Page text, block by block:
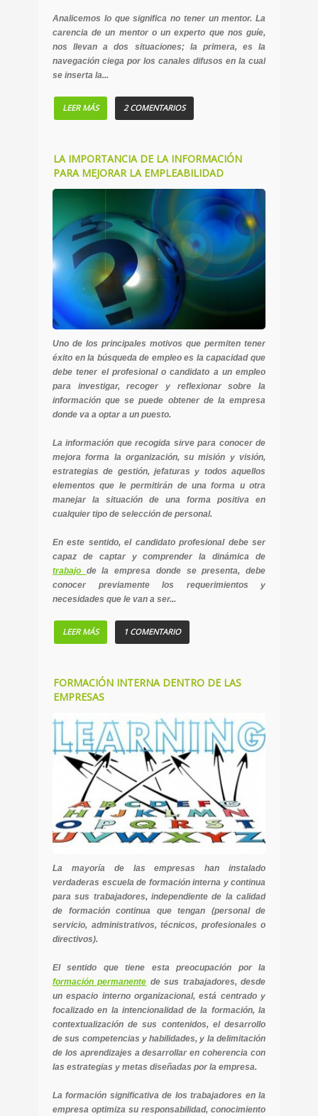
Analicemos lo que significa no tener un mentor. La
carencia de un mentor o un experto que nos guíe,
nos llevan a dos situaciones; la primera, es la
navegación ciega por los canales difusos en la cual
se inserta la...
LEER MÁS 2 COMENTARIOS
LA IMPORTANCIA DE LA INFORMACIÓN
PARA MEJORAR LA EMPLEABILIDAD
Uno de los principales motivos que permiten tener
éxito en la búsqueda de empleo es la capacidad que
debe tener el profesional o candidato a un empleo
para investigar, recoger y reflexionar sobre la
información que se puede obtener de la empresa
donde va a optar a un puesto.
La información que recogida sirve para conocer de
mejora forma la organización, su misión y visión,
estrategias de gestión, jefaturas y todos aquellos
elementos que le permitirán de una forma u otra
manejar la situación de una forma positiva en
cualquier tipo de selección de personal.
En este sentido, el candidato profesional debe ser
capaz de captar y comprender la dinámica de
trabajo de la empresa donde se presenta, debe
conocer previamente los requerimientos y
necesidades que le van a ser...
LEER MÁS 1 COMENTARIO
FORMACIÓN INTERNA DENTRO DE LAS
EMPRESAS
La mayoría de las empresas han instalado
verdaderas escuela de formación interna y continua
para sus trabajadores, independiente de la calidad
de formación continua que tengan (personal de
servicio, administrativos, técnicos, profesionales o
directivos).
El sentido que tiene esta preocupación por la
formación permanente de sus trabajadores, desde
un espacio interno organizacional, está centrado y
focalizado en la intencionalidad de la formación, la
contextualización de sus contenidos, el desarrollo
de sus competencias y habilidades, y la delimitación
de los aprendizajes a desarrollar en coherencia con
las estrategias y metas diseñadas por la empresa.
La formación significativa de los trabajadores en la
empresa optimiza su responsabilidad, conocimiento